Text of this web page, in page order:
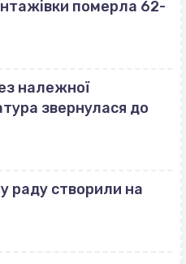
померла 62-
належної
звернулася до
раду створили на